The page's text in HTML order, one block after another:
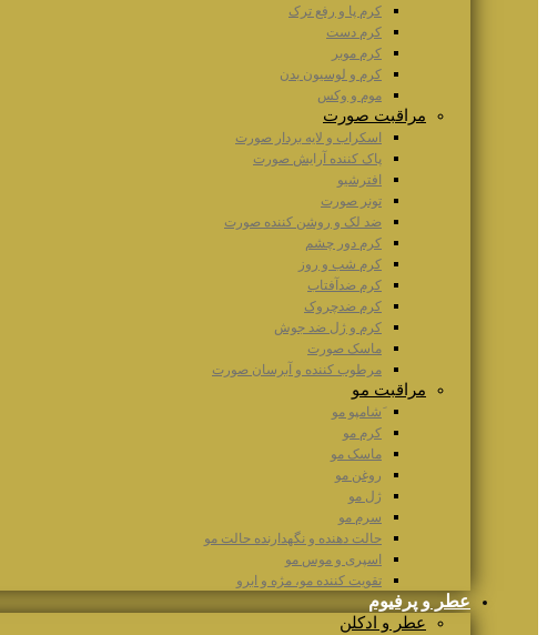
کرم پا و رفع ترک
کرم دست
کرم موبر
کرم و لوسیون بدن
موم و وکس
مراقبت صورت
اسکراب و لایه بردار صورت
پاک کننده آرایش صورت
افترشیو
تونر صورت
ضد لک و روشن کننده صورت
کرم دور چشم
کرم شب و روز
کرم ضدآفتاب
کرم ضدچروک
کرم و ژل ضد جوش
ماسک صورت
مرطوب کننده و آبرسان صورت
مراقبت مو
َشامپو مو
کرم مو
ماسک مو
روغن مو
ژل مو
سرم مو
حالت دهنده و نگهدارنده حالت مو
اسپری و موس مو
تقویت کننده مو، مژه و ابرو
عطر و پرفیوم
عطر و ادکلن